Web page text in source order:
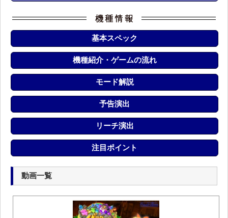
基本スペック
機種紹介・ゲームの流れ
モード解説
予告演出
リーチ演出
注目ポイント
動画一覧